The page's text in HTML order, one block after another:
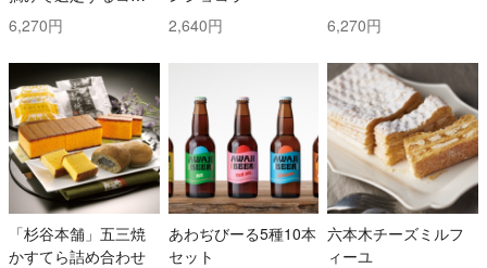
トと時間を掛けた白
ワイン2本セット！ ト
ッリ社/トレッビアー
ノ・ダブルッツォ 42
0 & コッリ・アプルテ
ィーニ 420 ぺコリー
ノ
6,270円
2,640円
6,270円
「杉谷本舗」五三焼
かすてら詰め合わせ
あわぢびーる5種10本
セット
六本木チーズミルフ
ィーユ